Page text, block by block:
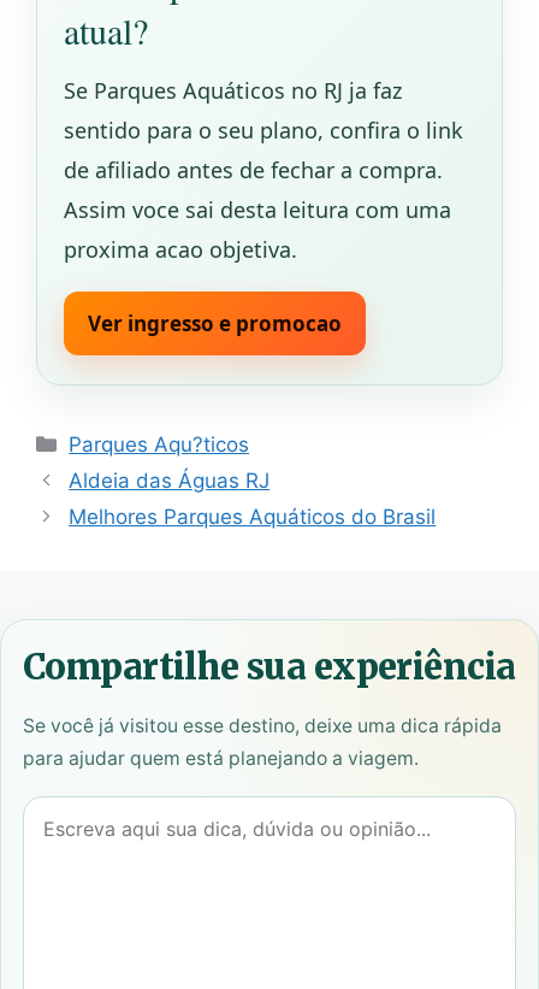
atual?
Se Parques Aquáticos no RJ ja faz
sentido para o seu plano, confira o link
de afiliado antes de fechar a compra.
Assim voce sai desta leitura com uma
proxima acao objetiva.
Ver ingresso e promocao
Categorias
Parques Aqu?ticos
Aldeia das Águas RJ
Melhores Parques Aquáticos do Brasil
Compartilhe sua experiência
Se você já visitou esse destino, deixe uma dica rápida
para ajudar quem está planejando a viagem.
COMENTÁRIO
NOME
E-
MAIL
SITE